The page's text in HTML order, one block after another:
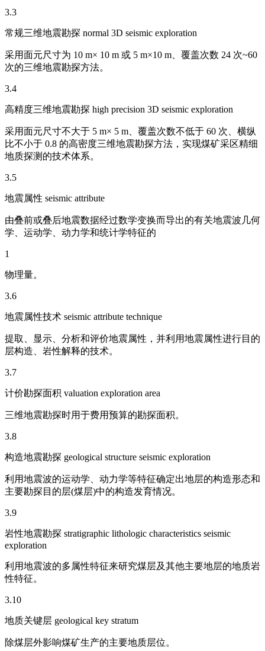
3.3
常规三维地震勘探 normal 3D seismic exploration
采用面元尺寸为 10 m× 10 m 或 5 m×10 m、覆盖次数 24 次~60
次的三维地震勘探方法。
3.4
高精度三维地震勘探 high precision 3D seismic exploration
采用面元尺寸不大于 5 m× 5 m、覆盖次数不低于 60 次、横纵
比不小于 0.8 的高密度三维地震勘探方法，实现煤矿采区精细
地质探测的技术体系。
3.5
地震属性 seismic attribute
由叠前或叠后地震数据经过数学变换而导出的有关地震波几何
学、运动学、动力学和统计学特征的
1
物理量。
3.6
地震属性技术 seismic attribute technique
提取、显示、分析和评价地震属性，并利用地震属性进行目的
层构造、岩性解释的技术。
3.7
计价勘探面积 valuation exploration area
三维地震勘探时用于费用预算的勘探面积。
3.8
构造地震勘探 geological structure seismic exploration
利用地震波的运动学、动力学等特征确定出地层的构造形态和
主要勘探目的层(煤层)中的构造发育情况。
3.9
岩性地震勘探 stratigraphic lithologic characteristics seismic
exploration
利用地震波的多属性特征来研究煤层及其他主要地层的地质岩
性特征。
3.10
地质关键层 geological key stratum
除煤层外影响煤矿生产的主要地质层位。